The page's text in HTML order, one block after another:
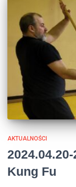
AKTUALNOŚCI
Kung Fu